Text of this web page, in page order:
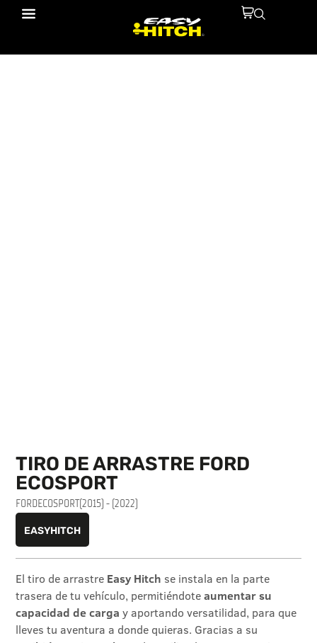
TIRO DE ARRASTRE FORD
ECOSPORT
FORDECOSPORT(2015) - (2022)
EASYHITCH
El tiro de arrastre Easy Hitch se instala en la parte
trasera de tu vehículo, permitiéndoteaumentar su
capacidad de carga y aportando versatilidad, para que
lleves tu aventura a donde quieras. Gracias a su